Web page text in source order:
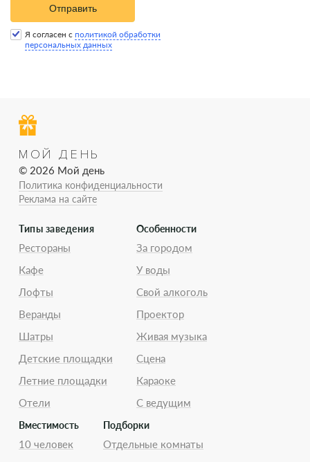
Отправить
Я согласен с политикой обработки
персональных данных
МОЙ ДЕНЬ
© 2026 Мой день
Политика конфиденциальности
Реклама на сайте
Типы заведения
Рестораны
Кафе
Лофты
Веранды
Шатры
Детские площадки
Летние площадки
Отели
Особенности
За городом
У воды
Свой алкоголь
Проектор
Живая музыка
Сцена
Караоке
С ведущим
Вместимость
10 человек
Подборки
Отдельные комнаты